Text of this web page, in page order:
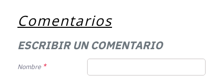
Comentarios
ESCRIBIR UN COMENTARIO
Nombre